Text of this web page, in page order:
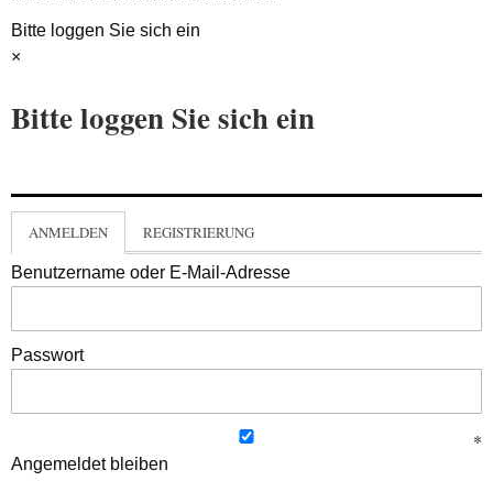
Bitte loggen Sie sich ein
×
Bitte loggen Sie sich ein
ANMELDEN REGISTRIERUNG
Benutzername oder E-Mail-Adresse
Passwort
Angemeldet bleiben